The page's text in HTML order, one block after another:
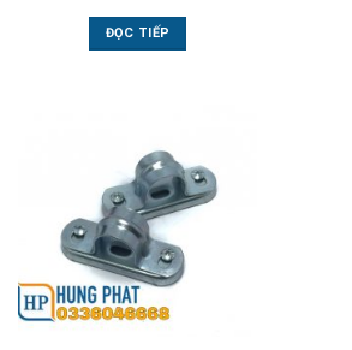
ĐỌC TIẾP